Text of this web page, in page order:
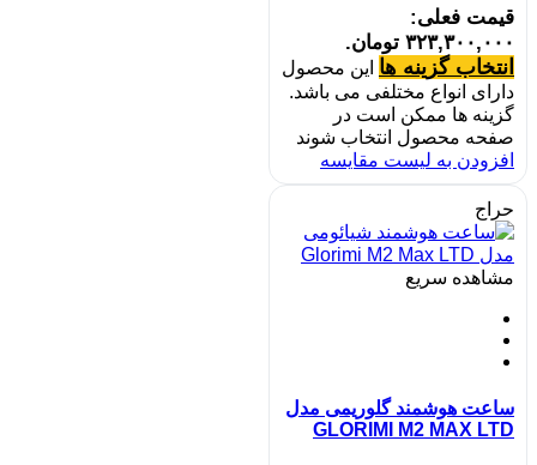
قیمت فعلی:
۳۲۳,۳۰۰,۰۰۰ تومان.
انتخاب گزینه ها این محصول
دارای انواع مختلفی می باشد.
گزینه ها ممکن است در
صفحه محصول انتخاب شوند
افزودن به لیست مقایسه
حراج
مشاهده سریع
ساعت هوشمند گلوریمی مدل
GLORIMI M2 MAX LTD